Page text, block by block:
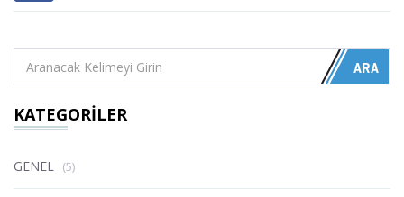
KATEGORİLER
GENEL (5)